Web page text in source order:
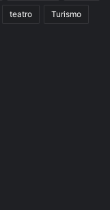
teatro Turismo